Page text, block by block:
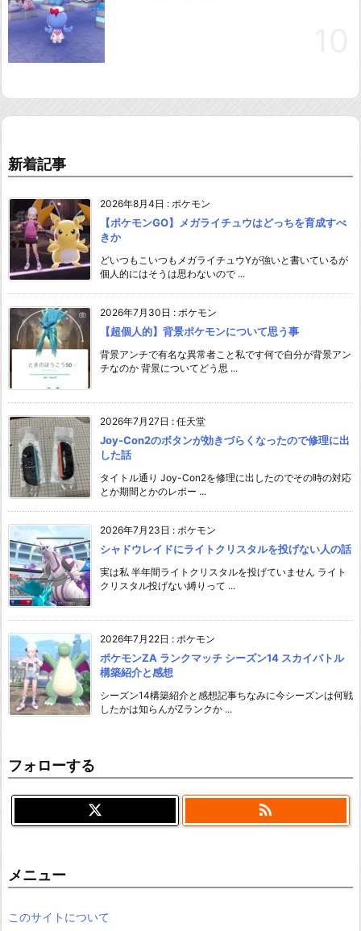
新着記事
2026年8月4日 : ポケモン
【ポケモンGO】メガライチュウはどっちを育成すべ
きか
どいつもこいつもメガライチュウYが強いと書いているが
個人的にはそうは思わないので ...
2026年7月30日 : ポケモン
【超個人的】背景ポケモンについて思う事
背景アンチで有名な異常者こと私です何で自分が背景アン
チなのか 背景についてどう思 ...
2026年7月27日 : 任天堂
Joy-Con2のボタンが効きづらくなったので修理に出
した話
タイトル通り Joy-Con2を修理に出したのでその時の対応
とか期間とかのレポー ...
2026年7月23日 : ポケモン
シャドウレイドにライトクリスタルを投げない人の話
実は私 半年間ライトクリスタルを投げていません ライト
クリスタル投げない縛りって ...
2026年7月22日 : ポケモン
ポケモンZA ランクマッチ シーズン14 スカイバトル
構築紹介と感想
シーズン14構築紹介と感想記事ちなみに今シーズンは何戦
したかは知らんがZランクか ...
フォローする

メニュー
このサイトについて